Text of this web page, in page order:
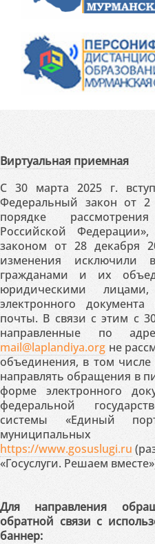
Виртуальная приемная
С 30 марта 2025 г.
Федеральный закон от
порядке
Российской
законом от 28 декабря
изменения исключили
гражданами и их
юридическими
электронного документа
почты. В связи с этим с
направленные по
mail@laplandiya.org не
объединения, в том
направлять обращения в
форме электронного
федеральной
системы «Единый
муниципальных
https://www.gosuslugi.ru
«Госуслуги. Решаем
Для направления
обратной связи с
баннер: